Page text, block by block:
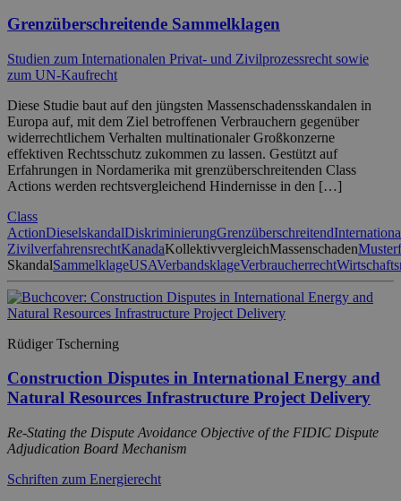
Grenzüberschreitende Sammelklagen
Studien zum Internationalen Privat- und Zivilprozessrecht sowie
zum UN-Kaufrecht
Diese Studie baut auf den jüngsten Massenschadensskandalen in
Europa auf, mit dem Ziel betroffenen Verbrauchern gegenüber
widerrechtlichem Verhalten multinationaler Großkonzerne
effektiven Rechtsschutz zukommen zu lassen. Gestützt auf
Erfahrungen in Nordamerika mit grenzüberschreitenden Class
Actions werden rechtsvergleichend Hindernisse in den […]
Class
ActionDieselskandalDiskriminierungGrenzüberschreitend
ZivilverfahrensrechtKanadaKollektivvergleichMassenschaden
SkandalSammelklageUSAVerbandsklageVerbraucherrecht
Rüdiger Tscherning
Construction Disputes in International Energy and
Natural Resources Infrastructure Project Delivery
Re-Stating the Dispute Avoidance Objective of the FIDIC Dispute
Adjudication Board Mechanism
Schriften zum Energierecht